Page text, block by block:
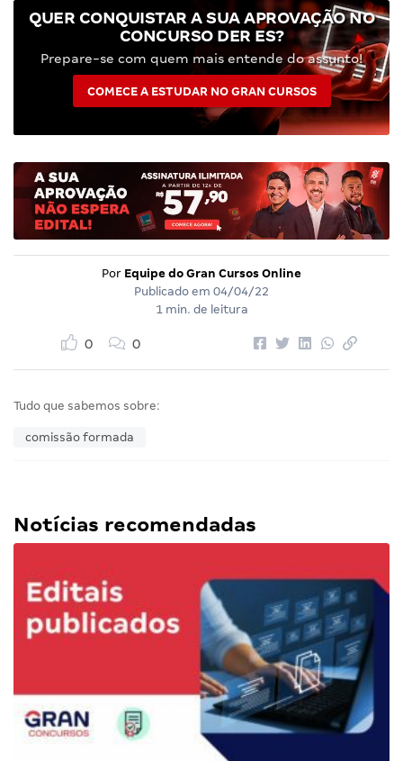
QUER CONQUISTAR A SUA APROVAÇÃO NO
CONCURSO DER ES?
Prepare-se com quem mais entende do assunto!
COMECE A ESTUDAR NO GRAN CURSOS
Por Equipe do Gran Cursos Online
Publicado em 04/04/22
1 min. de leitura
0 0
Tudo que sabemos sobre:
comissão formada
Notícias recomendadas